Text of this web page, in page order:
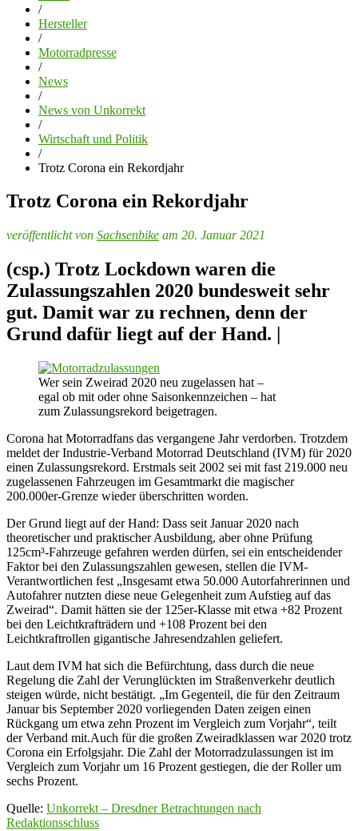
/
Hersteller
/
Motorradpresse
/
News
/
News von Unkorrekt
/
Wirtschaft und Politik
/
Trotz Corona ein Rekordjahr
Trotz Corona ein Rekordjahr
veröffentlicht von Sachsenbike am 20. Januar 2021
(csp.) Trotz Lockdown waren die
Zulassungszahlen 2020 bundesweit sehr
gut. Damit war zu rechnen, denn der
Grund dafür liegt auf der Hand. |
Wer sein Zweirad 2020 neu zugelassen hat –
egal ob mit oder ohne Saisonkennzeichen – hat
zum Zulassungsrekord beigetragen.
Corona hat Motorradfans das vergangene Jahr verdorben. Trotzdem
meldet der Industrie-Verband Motorrad Deutschland (IVM) für 2020
einen Zulassungsrekord. Erstmals seit 2002 sei mit fast 219.000 neu
zugelassenen Fahrzeugen im Gesamtmarkt die magischer
200.000er-Grenze wieder überschritten worden.
Der Grund liegt auf der Hand: Dass seit Januar 2020 nach
theoretischer und praktischer Ausbildung, aber ohne Prüfung
125cm³-Fahrzeuge gefahren werden dürfen, sei ein entscheidender
Faktor bei den Zulassungszahlen gewesen, stellen die IVM-
Verantwortlichen fest „Insgesamt etwa 50.000 Autorfahrerinnen und
Autofahrer nutzten diese neue Gelegenheit zum Aufstieg auf das
Zweirad“. Damit hätten sie der 125er-Klasse mit etwa +82 Prozent
bei den Leichtkrafträdern und +108 Prozent bei den
Leichtkraftrollen gigantische Jahresendzahlen geliefert.
Laut dem IVM hat sich die Befürchtung, dass durch die neue
Regelung die Zahl der Verunglückten im Straßenverkehr deutlich
steigen würde, nicht bestätigt. „Im Gegenteil, die für den Zeitraum
Januar bis September 2020 vorliegenden Daten zeigen einen
Rückgang um etwa zehn Prozent im Vergleich zum Vorjahr“, teilt
der Verband mit.Auch für die großen Zweiradklassen war 2020 trotz
Corona ein Erfolgsjahr. Die Zahl der Motorradzulassungen ist im
Vergleich zum Vorjahr um 16 Prozent gestiegen, die der Roller um
sechs Prozent.
Quelle: Unkorrekt – Dresdner Betrachtungen nach
Redaktionsschluss